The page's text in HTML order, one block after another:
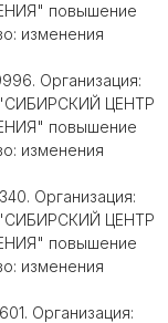
повышение
изменения
Организация:
"СИБИРСКИЙ ЦЕНТР
повышение
изменения
Организация:
"СИБИРСКИЙ ЦЕНТР
повышение
изменения
Организация: